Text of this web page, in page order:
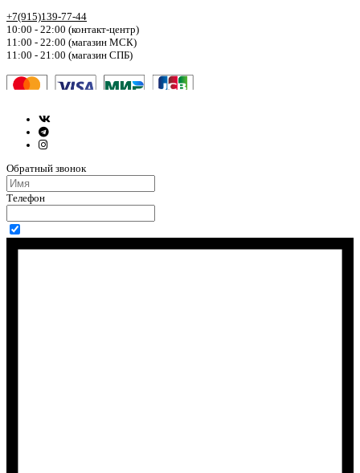
+7(915)139-77-44
10:00 - 22:00 (контакт-центр)
11:00 - 22:00 (магазин МСК)
11:00 - 21:00 (магазин СПБ)
Обратный звонок
Телефон